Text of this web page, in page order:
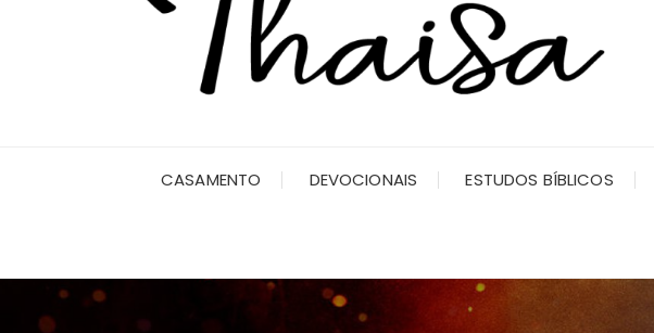
CASAMENTO DEVOCIONAIS ESTUDOS BÍBLICOS